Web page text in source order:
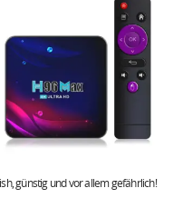
günstig und vor allem gefährlich!